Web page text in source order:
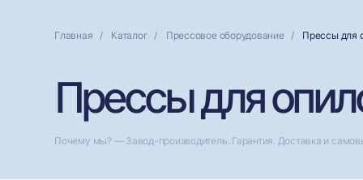
Главная Каталог Прессовое оборудование Прессы для
Прессы для
Почему мы? — Завод-производитель. Гарантия. Доставка и